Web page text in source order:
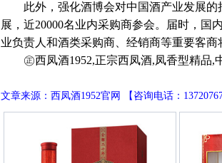
此外，强化酒博会对中国酒产业发展的
展，近20000名业内采购商参会。届时，国
业负责人和酒类采购商、经销商等重要客商
㊣西凤酒1952,正宗西凤酒,凤香型精品,
文章来源：西凤酒1952官网 【咨询电话：